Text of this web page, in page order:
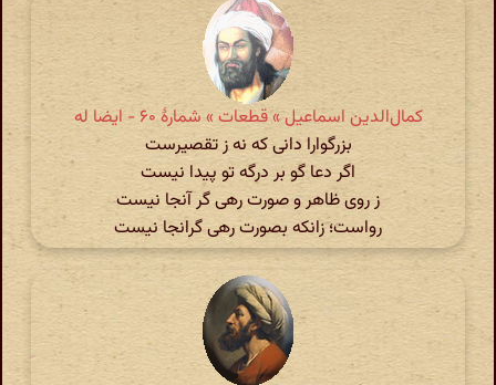
کمال‌الدین اسماعیل » قطعات » شمارهٔ ۶۰ - ایضا له
بزرگوارا دانی که نه ز تقصیرست
اگر دعا گو بر درگه تو پیدا نیست
ز روی ظاهر و صورت رهی گر آنجا نیست
رواست؛ زانکه بصورت رهی گرانجا نیست